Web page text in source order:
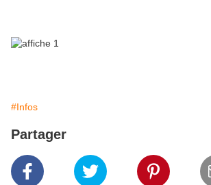
#Infos
Partager